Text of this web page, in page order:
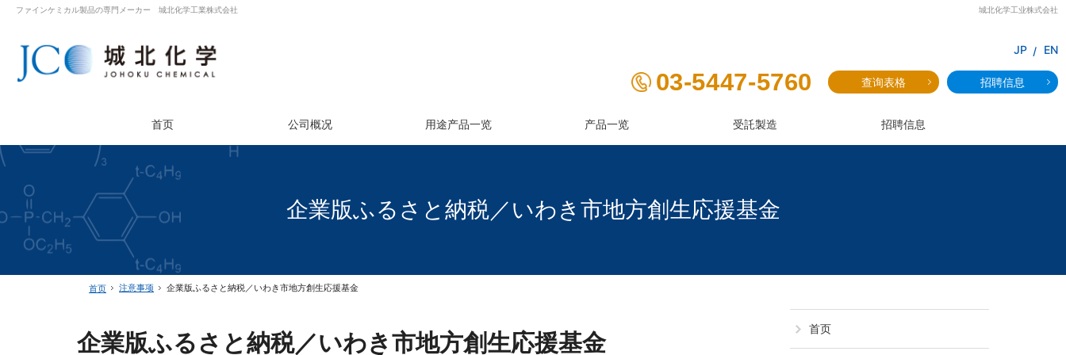
企業版ふるさと納税／いわき市地方創生応援基金
城北化学工业株式会社
ファインケミカル製品の専門メーカー 城北化学工業株式会社
首页 注意事项 企業版ふるさと納税／いわき市地方創生応援基金
企業版ふるさと納税／いわき市地方創生応援基金 首页
JP EN
03-5447-5760 查询表格 招聘信息
首页 公司概况 用途产品一览 产品一览 受託製造 招聘信息